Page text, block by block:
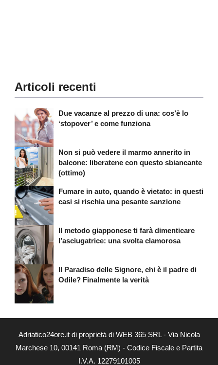
Articoli recenti
Due vacanze al prezzo di una: cos’è lo
‘stopover’ e come funziona
Non si può vedere il marmo annerito in
balcone: liberatene con questo sbiancante
(ottimo)
Fumare in auto, quando è vietato: in questi
casi si rischia una pesante sanzione
Il metodo giapponese ti farà dimenticare
l’asciugatrice: una svolta clamorosa
Il Paradiso delle Signore, chi è il padre di
Odile? Finalmente la verità
Adriatico24ore.it di proprietà di WEB 365 SRL - Via Nicola
Marchese 10, 00141 Roma (RM) - Codice Fiscale e Partita
I.V.A. 12279101005